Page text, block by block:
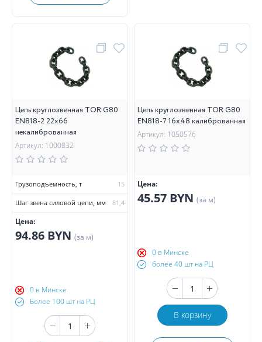
Цепь круглозвенная TOR G80
EN818-2 22х66
некалиброванная
Артикул: 1000832
Грузоподъемность, т 15
Шаг звена силовой цепи, мм 81,4
Цена:
94.86 BYN (за м)
0 в Минске
Более 100 шт на РЦ
Цепь круглозвенная TOR G80
EN818-7 16х48 калиброванная
Артикул: 1050576
Цена:
45.57 BYN (за м)
0 в Минске
более 40 шт на РЦ
В корзину